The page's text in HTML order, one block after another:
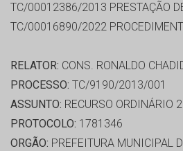
TC/00012386/2013 PRESTAÇÃO
TC/00016890/2022
RELATOR: CONS. RONALDO
PROCESSO: TC/9190/2013/001
ASSUNTO: RECURSO ORDINÁRIO
PROTOCOLO: 1781346
ORGÃO: PREFEITURA MUNICIPAL